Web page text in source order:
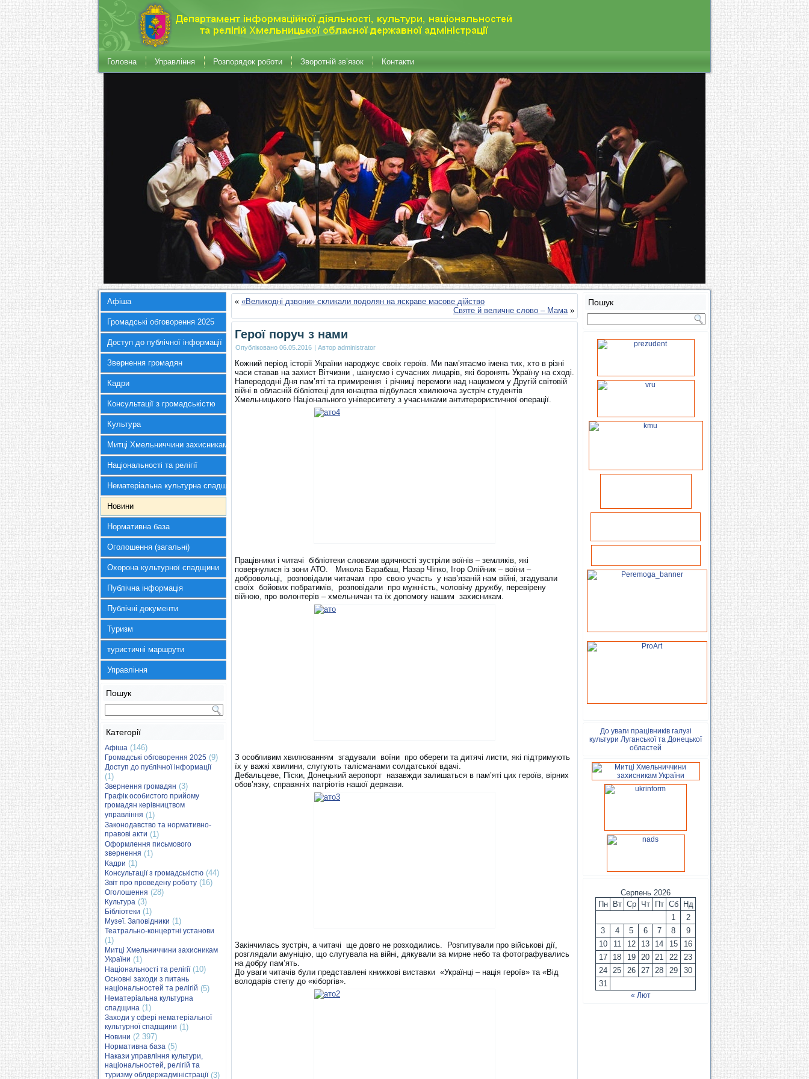
Головна Управління Розпорядок роботи Зворотній зв’язок Контакти
Афіша
Громадські обговорення 2025
Доступ до публічної інформації
Звернення громадян
Кадри
Консультації з громадськістю
Культура
Митці Хмельниччини захисникам України
Національності та релігії
Нематеріальна культурна спадщина
Новини
Нормативна база
Оголошення (загальні)
Охорона культурної спадщини
Публічна інформація
Публічні документи
Туризм
туристичні маршрути
Управління
Пошук
Категорії
Афіша (146)
Громадські обговорення 2025 (9)
Доступ до публічної інформації
(1)
Звернення громадян (3)
Графік особистого прийому
громадян керівництвом
управління (1)
Законодавство та нормативно-
правові акти (1)
Оформлення письмового
звернення (1)
Кадри (1)
Консультації з громадськістю (44)
Звіт про проведену роботу (16)
Оголошення (28)
Культура (3)
Бібліотеки (1)
Музеї. Заповідники (1)
Театрально-концертні установи
(1)
Митці Хмельниччини захисникам
України (1)
Національності та релігії(10)
Основні заходи з питань
національностей та релігій (5)
Нематеріальна культурна
спадщина (1)
Заходи у сфері нематеріальної
культурної спадщини (1)
Новини (2 397)
Нормативна база (5)
Накази управління культури,
національностей, релігій та
туризму облдержадміністрації(3)
« «Великодні дзвони» скликали подолян на яскраве масове дійство
Святе й величне слово – Мама»
Герої поруч з нами
Опубліковано 06.05.2016 | Автор administrator
Кожний період історії України народжує своїх героїв. Ми пам’ятаємо імена тих, хто в різні
часи ставав на захист Вітчизни , шануємо і сучасних лицарів, які боронять Україну на сході.
Напередодні Дня пам’яті та примирення і річниці перемоги над нацизмом у Другій світовій
війні в обласній бібліотеці для юнацтва відбулася хвилююча зустріч студентів
Хмельницького Національного університету з учасниками антитерористичної операції.
Працівники і читачі бібліотеки словами вдячності зустріли воїнів – земляків, які
повернулися із зони АТО. Микола Барабаш, Назар Чіпко, Ігор Олійник – воїни –
добровольці, розповідали читачам про свою участь у нав’язаній нам війні, згадували
своїх бойових побратимів, розповідали про мужність, чоловічу дружбу, перевірену
війною, про волонтерів – хмельничан та їх допомогу нашим захисникам.
З особливим хвилюванням згадували воїни про обереги та дитячі листи, які підтримують
їх у важкі хвилини, слугують талісманами солдатської вдачі.
Дебальцеве, Піски, Донецький аеропорт назавжди залишаться в пам’яті цих героїв, вірних
обов’язку, справжніх патріотів нашої держави.
Закінчилась зустріч, а читачі ще довго не розходились. Розпитували про військові дії,
розглядали амуніцію, що слугувала на війні, дякували за мирне небо та фотографувались
на добру пам’ять.
До уваги читачів були представлені книжкові виставки «Українці – нація героїв» та «Від
володарів степу до «кіборгів».
Пошук
До уваги працівників галузі
культури Луганської та Донецької
областей
Серпень 2026
Пн
Вт Ср Чт Пт Сб
Нд
1
2
3
4 5 6 7 8
9
10
11 12 13 14 15
16
17
18 19 20 21 22
23
24
25 26 27 28 29
30
31
« Лют